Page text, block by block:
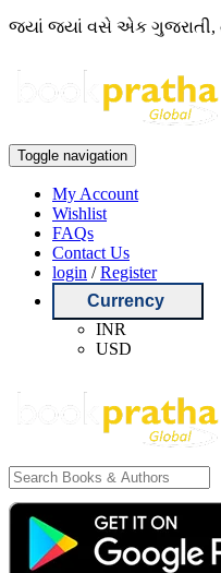
જ્યાં જ્યાં વસે એક ગુજરાતી,
Toggle navigation
My Account
Wishlist
FAQs
Contact Us
login /Register
Currency
INR
USD